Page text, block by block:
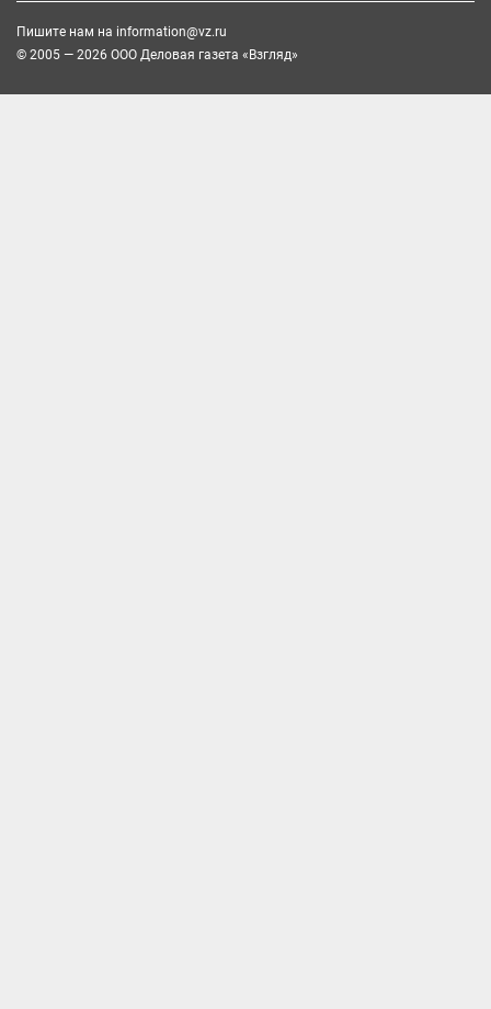
Пишите нам на information@vz.ru
© 2005 — 2026 ООО Деловая газета «Взгляд»